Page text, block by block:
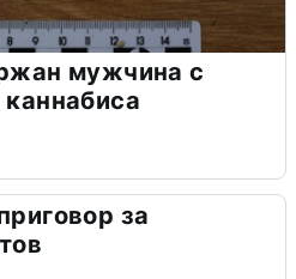
мужчина с
за